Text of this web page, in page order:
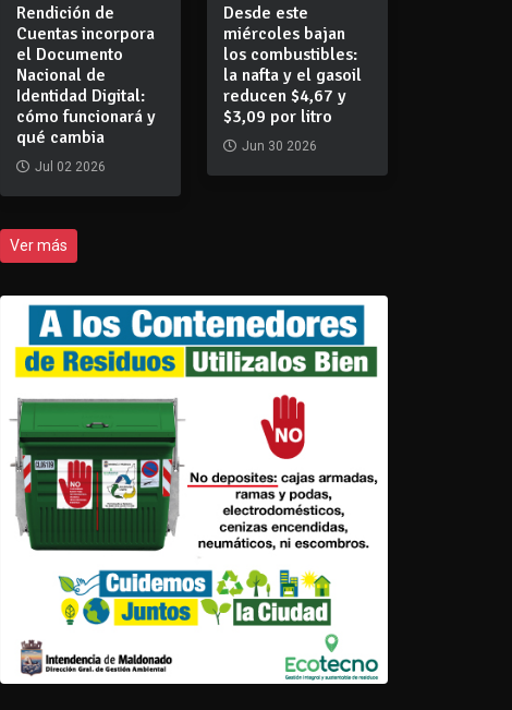
Rendición de
Cuentas incorpora
el Documento
Nacional de
Identidad Digital:
cómo funcionará y
qué cambia
Jul 02 2026
Desde este
miércoles bajan
los combustibles:
la nafta y el gasoil
reducen $4,67 y
$3,09 por litro
Jun 30 2026
Ver más